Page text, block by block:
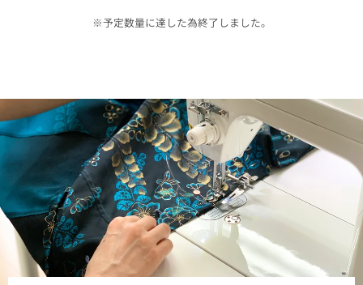
※予定数量に達した為終了しました。